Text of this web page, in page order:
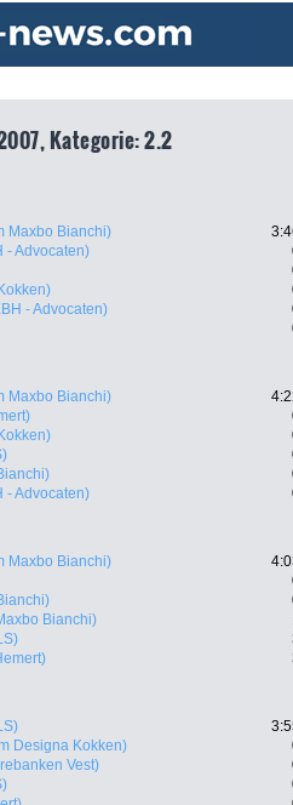
Kategorie: 2.2
Maxbo Bianchi)
- Advocaten)
- Advocaten)
Maxbo Bianchi)
- Advocaten)
Maxbo Bianchi)
Bianchi)
Designa Kokken)
Vest)